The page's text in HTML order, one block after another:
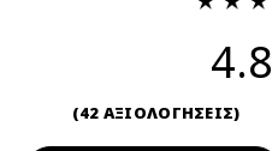
4.8
42 ΑΞΙΟΛΟΓΗΣΕΙΣ